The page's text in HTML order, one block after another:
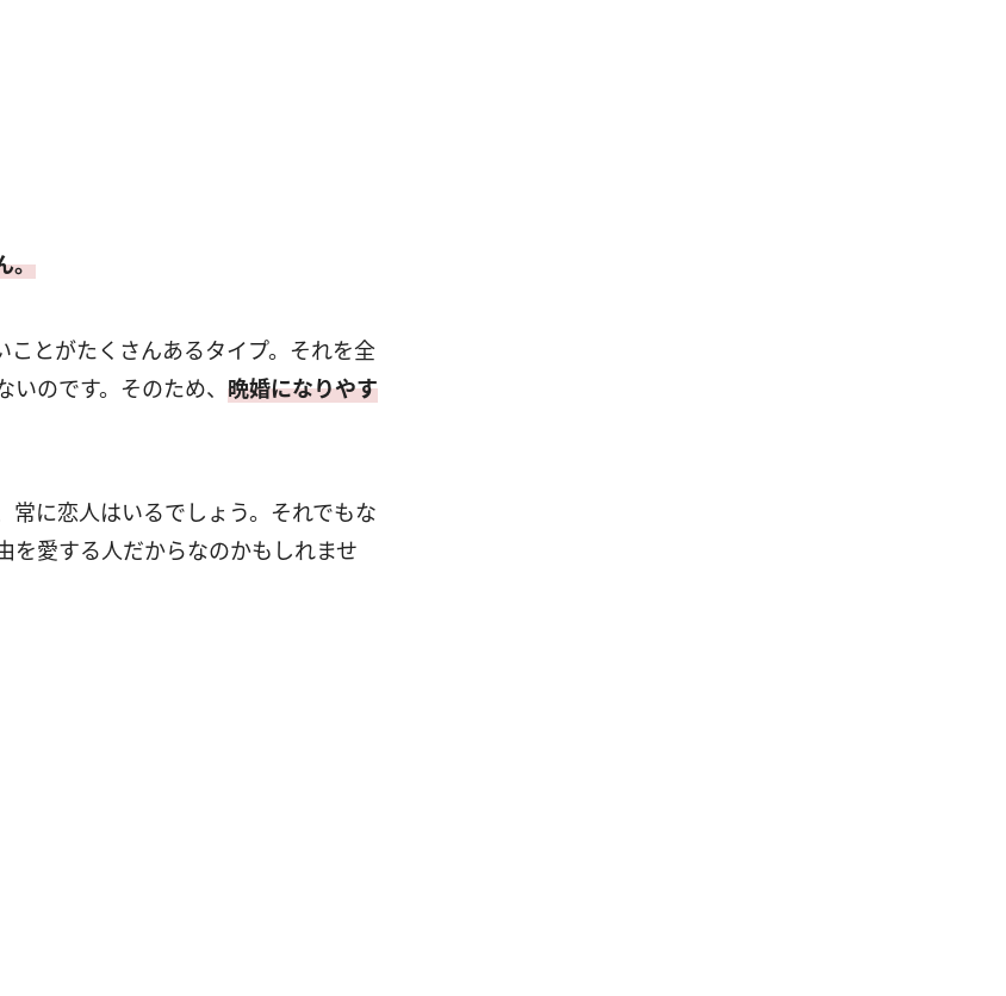
。
とがたくさんあるタイプ。それを全
のです。そのため、 晩婚になりやす
常に恋人はいるでしょう。それでもな
を愛する人だからなのかもしれませ